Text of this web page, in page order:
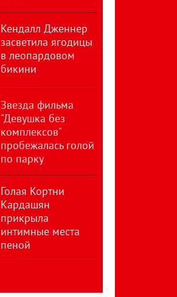
Кендалл Дженнер
засветила ягодицы
в леопардовом
бикини
Звезда фильма
"Девушка без
комплексов"
пробежалась голой
по парку
Голая Кортни
Кардашян
прикрыла
интимные места
пеной